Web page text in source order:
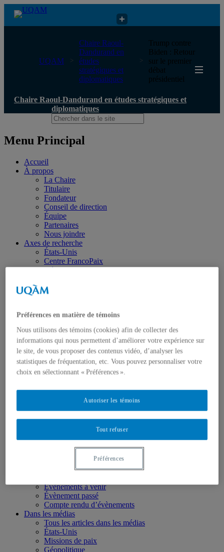
Chaire Raoul-Dandurand en études stratégiques et diplomatiques
UQAM
Chaire Raoul-
Dandurand en
études
stratégiques et
diplomatiques
Trump contre
Biden : Retour
sur le premier
débat
présidentiel
Chaire Raoul-Dandurand en études stratégiques et
diplomatiques
Menu Principal
Accueil
À propos
La Chaire
Titulaire
Fondateur
Conseil de direction
Équipe
Partenaires
Nous joindre
Axes de recherche
États-Unis
Centre FrancoPaix
Géopolitique
Conflits multidimensionnels
Chercheur-e-s
États-Unis
Centre FrancoPaix
Géopolitique
Moyen-Orient et Afrique du Nord
Conflits multidimensionnels
Centre FrancoPaix
Conflits multidimensionnels
Formation
Conférences personnalisées
Bourses et stages
Écoles d’été
Évènements à venir
Évènement passé
Compte rendu d’évènements
Dans les médias
Tous les articles dans les médias
États-Unis
Missions de paix
Géopolitique
Préférences en matière de témoins
Nous utilisons des témoins (cookies) afin de collecter des
informations qui nous permettent d’améliorer votre expérience sur
le site, de vous proposer des contenus vidéo, d’analyser les
statistiques de fréquentation, etc. Vous pouvez personnaliser votre
choix en sélectionnant « Préférences ».
Tout refuser
Autoriser les témoins
Préférences